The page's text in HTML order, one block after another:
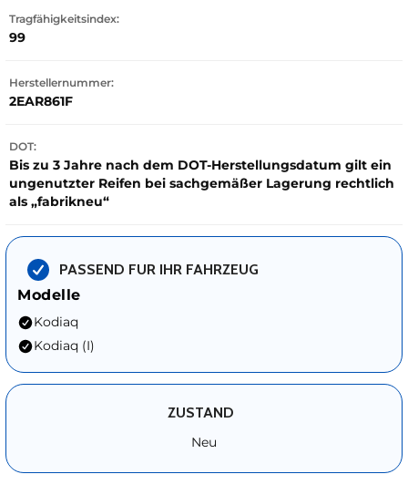
Tragfähigkeitsindex:
99
Herstellernummer:
2EAR861F
DOT:
Bis zu 3 Jahre nach dem DOT-Herstellungsdatum gilt ein
ungenutzter Reifen bei sachgemäßer Lagerung rechtlich
als „fabrikneu“
PASSEND FUR IHR FAHRZEUG
Modelle
Kodiaq
Kodiaq (I)
ZUSTAND
Neu